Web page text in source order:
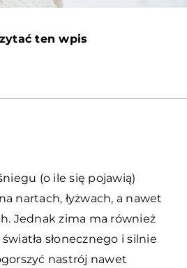
ten wpis
(o ile się pojawią)
nartach, łyżwach, a nawet
Jednak zima ma również
słonecznego i silnie
nastrój nawet